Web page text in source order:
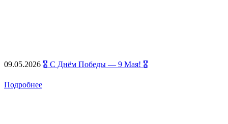
09.05.2026 🎖️ С Днём Победы — 9 Мая! 🎖️
Подробнее